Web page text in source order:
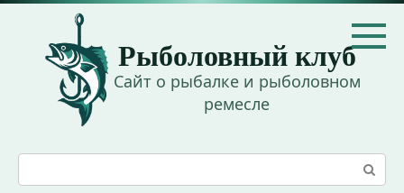
Перейти
контенту
Рыболовный клуб
Сайт о рыбалке и рыболовном
ремесле